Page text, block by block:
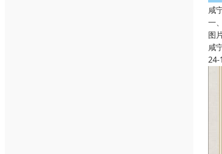
咸
一
图
咸
24-